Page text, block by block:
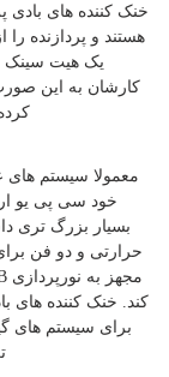
خنک کننده های
هستند و پردازنده
یک هیت سینک
کارشان به این
معمولا سیستم های
خود سی پی یو
بسیار بزرگ تری
حرارتی و دو فن
کند. خنک کننده های
برای سیستم های